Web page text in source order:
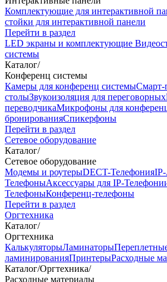
Комплектующие для интерактивной
стойки для интерактивной панели
Перейти в раздел
LED экраны и комплектующие
системы
Каталог/
Конференц системы
Камеры для конференц системыCмарт-
столыЗвукоизоляция для переговорных
переводчикаМикрофоны для
бронированияСпикерфоны
Перейти в раздел
Сетевое оборудование
Каталог/
Сетевое оборудование
Модемы и роутерыDECT-Телефония
ТелефоныАксессуары для IP-
ТелефоныКонференц-телефоны
Перейти в раздел
Оргтехника
Каталог/
Оргтехника
КалькуляторыЛаминаторы
ламинированияПринтерыРасходные
Каталог/Оргтехника/
Расходные материалы